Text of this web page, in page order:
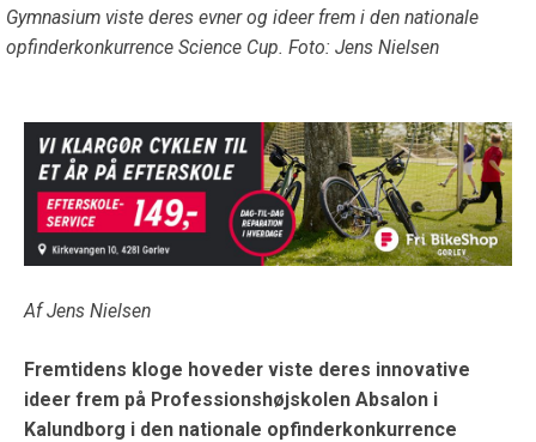
Gymnasium viste deres evner og ideer frem i den nationale
opfinderkonkurrence Science Cup. Foto: Jens Nielsen
Af Jens Nielsen
Fremtidens kloge hoveder viste deres innovative
ideer frem på Professionshøjskolen Absalon i
Kalundborg i den nationale opfinderkonkurrence